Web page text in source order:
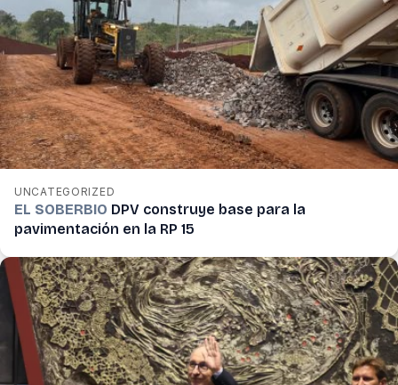
UNCATEGORIZED
EL SOBERBIO DPV construye base para la
pavimentación en la RP 15